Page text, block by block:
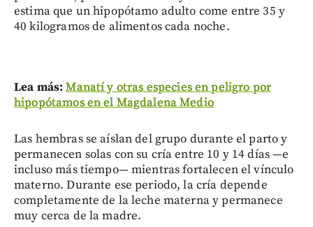
estima que un hipopótamo adulto come entre 35 y
40 kilogramos de alimentos cada noche.
Lea más:Manatí y otras especies en peligro por
hipopótamos en el Magdalena Medio
Las hembras se aíslan del grupo durante el parto y
permanecen solas con su cría entre 10 y 14 días —e
incluso más tiempo— mientras fortalecen el vínculo
materno. Durante ese periodo, la cría depende
completamente de la leche materna y permanece
muy cerca de la madre.